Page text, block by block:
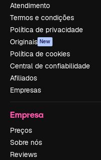
Atendimento
Termos e condições
Política de privacidade
Originais New
Política de cookies
Central de confiabilidade
Afiliados
Empresas
Empresa
Preços
Sobre nós
Reviews